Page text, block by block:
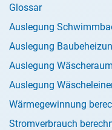
Glossar
Auslegung
Auslegung
Auslegung Wäscheraum
Auslegung
Wärmegewinnung
Stromverbrauch